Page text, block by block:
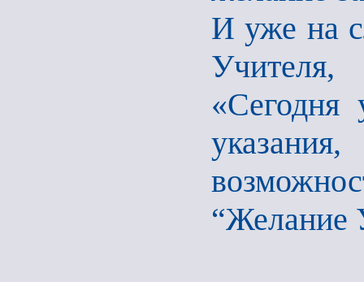
И уже на
«Сегодня
“Желание